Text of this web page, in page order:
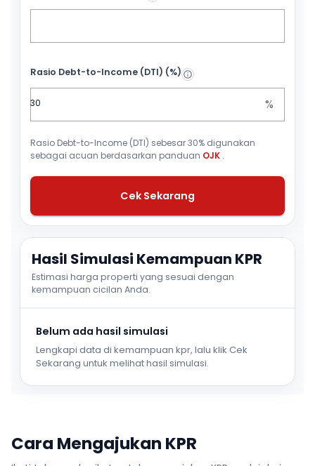
Rasio Debt-to-Income (DTI) (%)
%
Rasio Debt-to-Income (DTI) sebesar 30% digunakan
sebagai acuan berdasarkan panduan OJK .
Cek Sekarang
Hasil Simulasi Kemampuan KPR
Estimasi harga properti yang sesuai dengan
kemampuan cicilan Anda.
Belum ada hasil simulasi
Lengkapi data di kemampuan kpr, lalu klik Cek
Sekarang untuk melihat hasil simulasi.
Cara Mengajukan KPR